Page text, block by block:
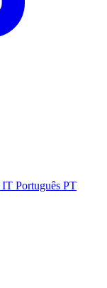
IT Português PT